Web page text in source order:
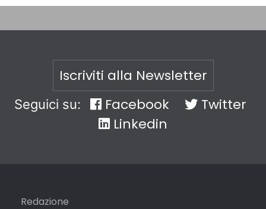
Iscriviti alla Newsletter
Seguici su: Facebook
Twitter
Linkedin
Redazione